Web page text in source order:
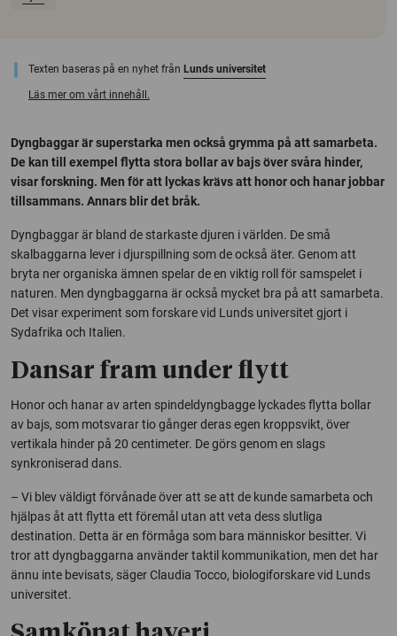
Texten baseras på en nyhet från Lunds universitet
Läs mer om vårt innehåll.
Dyngbaggar är superstarka men också grymma på att samarbeta.
De kan till exempel flytta stora bollar av bajs över svåra hinder,
visar forskning. Men för att lyckas krävs att honor och hanar jobbar
tillsammans. Annars blir det bråk.
Dyngbaggar är bland de starkaste djuren i världen. De små
skalbaggarna lever i djurspillning som de också äter. Genom att
bryta ner organiska ämnen spelar de en viktig roll för samspelet i
naturen. Men dyngbaggarna är också mycket bra på att samarbeta.
Det visar experiment som forskare vid Lunds universitet gjort i
Sydafrika och Italien.
Dansar fram under flytt
Honor och hanar av arten spindeldyngbagge lyckades flytta bollar
av bajs, som motsvarar tio gånger deras egen kroppsvikt, över
vertikala hinder på 20 centimeter. De görs genom en slags
synkroniserad dans.
– Vi blev väldigt förvånade över att se att de kunde samarbeta och
hjälpas åt att flytta ett föremål utan att veta dess slutliga
destination. Detta är en förmåga som bara människor besitter. Vi
tror att dyngbaggarna använder taktil kommunikation, men det har
ännu inte bevisats, säger Claudia Tocco, biologiforskare vid Lunds
universitet.